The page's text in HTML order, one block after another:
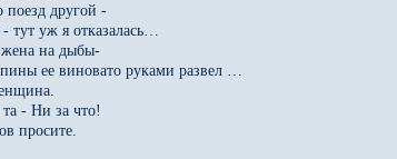
поезд другой -
тут уж я отказалась…
жена на дыбы-
ее виновато руками развел …
- Ни за что!
просите.